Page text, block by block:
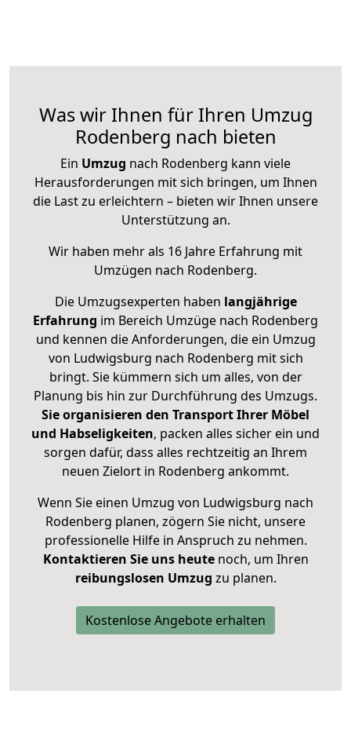
Was wir Ihnen für Ihren Umzug
Rodenberg nach bieten
Ein Umzug nach Rodenberg kann viele
Herausforderungen mit sich bringen, um Ihnen
die Last zu erleichtern – bieten wir Ihnen unsere
Unterstützung an.
Wir haben mehr als 16 Jahre Erfahrung mit
Umzügen nach Rodenberg.
Die Umzugsexperten haben langjährige
Erfahrung im Bereich Umzüge nach Rodenberg
und kennen die Anforderungen, die ein Umzug
von Ludwigsburg nach Rodenberg mit sich
bringt. Sie kümmern sich um alles, von der
Planung bis hin zur Durchführung des Umzugs.
Sie organisieren den Transport Ihrer Möbel
und Habseligkeiten, packen alles sicher ein und
sorgen dafür, dass alles rechtzeitig an Ihrem
neuen Zielort in Rodenberg ankommt.
Wenn Sie einen Umzug von Ludwigsburg nach
Rodenberg planen, zögern Sie nicht, unsere
professionelle Hilfe in Anspruch zu nehmen.
Kontaktieren Sie uns heutenoch, um Ihren
reibungslosen Umzug zu planen.
Kostenlose Angebote erhalten